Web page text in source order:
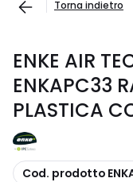
Torna indietro
ENKE AIR
ENKAPC33
PLASTICA
copia
Cod. prodotto